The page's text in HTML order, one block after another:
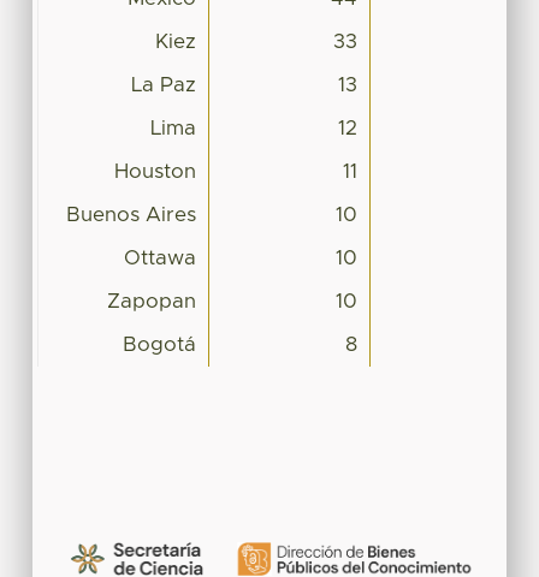
Kiez 33
La Paz 13
Lima 12
Houston 11
Buenos Aires 10
Ottawa 10
Zapopan 10
Bogotá 8